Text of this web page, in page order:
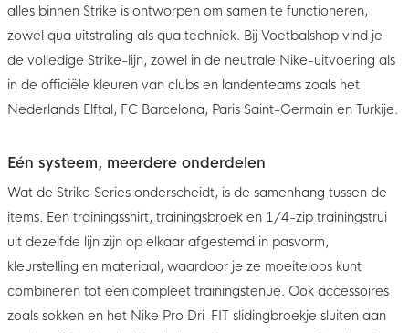
alles binnen Strike is ontworpen om samen te functioneren,
zowel qua uitstraling als qua techniek. Bij Voetbalshop vind je
de volledige Strike-lijn, zowel in de neutrale Nike-uitvoering als
in de officiële kleuren van clubs en landenteams zoals het
Nederlands Elftal, FC Barcelona, Paris Saint-Germain en Turkije.
Eén systeem, meerdere onderdelen
Wat de Strike Series onderscheidt, is de samenhang tussen de
items. Een trainingsshirt, trainingsbroek en 1/4-zip trainingstrui
uit dezelfde lijn zijn op elkaar afgestemd in pasvorm,
kleurstelling en materiaal, waardoor je ze moeiteloos kunt
combineren tot een compleet trainingstenue. Ook accessoires
zoals sokken en het Nike Pro Dri-FIT slidingbroekje sluiten aan